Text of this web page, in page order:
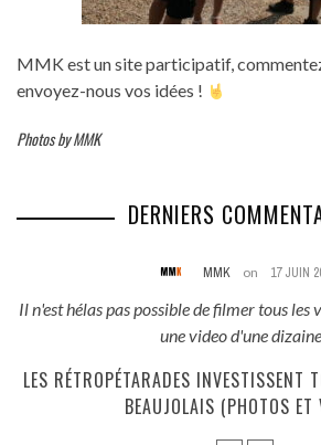
MMK est un site participatif,
envoyez-nous vos idées !
Photos by MMK
DERNIERS
MMK on 17 JUIN
Il n'est hélas pas possible de filmer tous les
une video d'une
LES RÉTROPÉTARADES INVESTISSENT
BEAUJOLAIS (PHOTOS ET